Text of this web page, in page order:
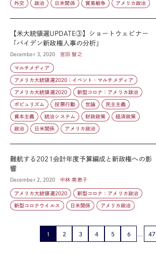
外交 政治 日米関係 貿易戦争 アメリカ政治
【米大統領選UPDATE③】ショートウェビナー
「バイデン新政権人事の分析」
December 3, 2020 宮田 智之
マルチメディア
アメリカ大統領選2020：イベント・マルチメディア
アメリカ大統領選2020 新型コロナ：アメリカ政治
ポピュリズム 投票行動 世論 民主主義
資本主義 統治システム 財政政策 経済政策
政治 日米関係 アメリカ政治
難航する2021会計年度予算編成と新政権への影
響
December 2, 2020 中林 美恵子
アメリカ大統領選2020 新型コロナ：アメリカ政治
新型コロナウイルス 日米関係 アメリカ政治
1 2 3 4 5 6 47